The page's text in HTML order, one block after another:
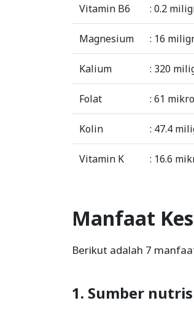
Vitamin B6 : 0.2
Magnesium : 16
Kalium : 320
Folat : 61
Kolin : 47.4
Vitamin K : 16.6
Manfaat
Berikut adalah 7
1. Sumber